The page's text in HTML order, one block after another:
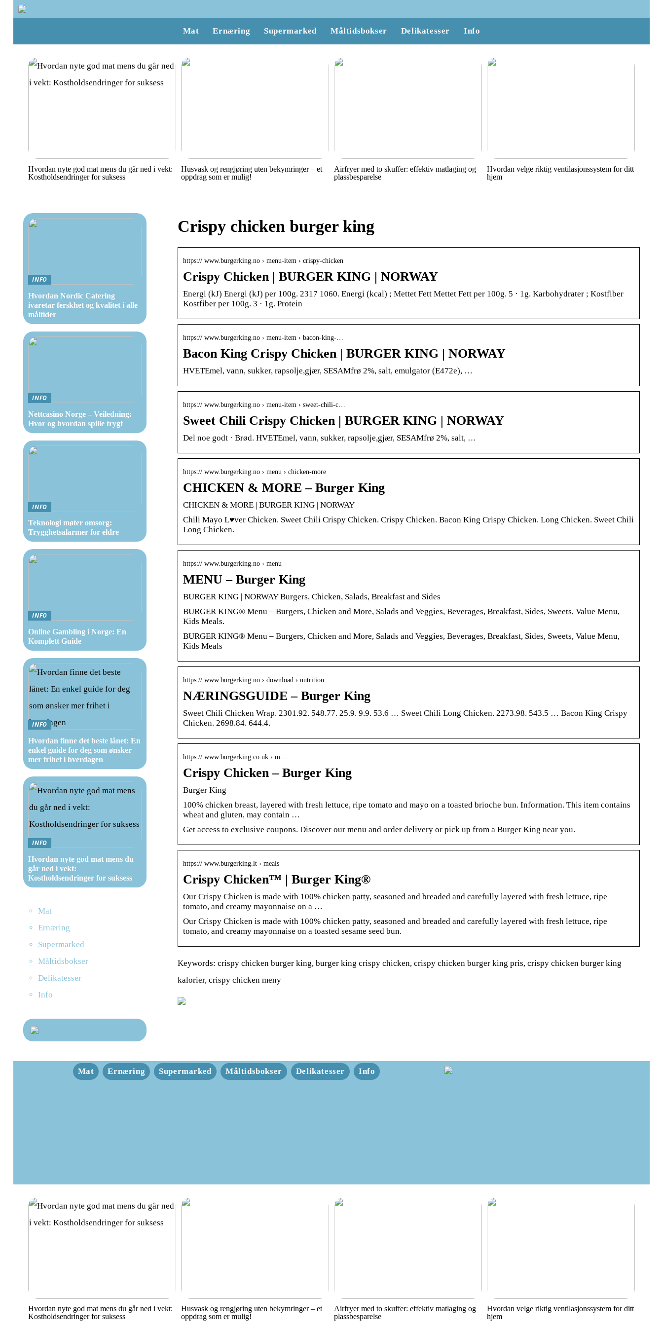
Mat Ernæring Supermarked Måltidsbokser Delikatesser Info
Hvordan nyte god mat mens du går ned i vekt:
Kostholdsendringer for suksess
Husvask og rengjøring uten bekymringer – et
oppdrag som er mulig!
Airfryer med to skuffer: effektiv matlaging og
plassbesparelse
Hvordan velge riktig ventilasjonssystem for ditt
hjem
Crispy chicken burger king
https:// www.burgerking.no › menu-item › crispy-chicken
Crispy Chicken | BURGER KING | NORWAY
Energi (kJ) Energi (kJ) per 100g. 2317 1060. Energi (kcal) ; Mettet Fett Mettet Fett per 100g. 5 · 1g. Karbohydrater ; Kostfiber
Kostfiber per 100g. 3 · 1g. Protein
https:// www.burgerking.no › menu-item › bacon-king-…
Bacon King Crispy Chicken | BURGER KING | NORWAY
HVETEmel, vann, sukker, rapsolje,gjær, SESAMfrø 2%, salt, emulgator (E472e), …
https:// www.burgerking.no › menu-item › sweet-chili-c…
Sweet Chili Crispy Chicken | BURGER KING | NORWAY
Del noe godt · Brød. HVETEmel, vann, sukker, rapsolje,gjær, SESAMfrø 2%, salt, …
https:// www.burgerking.no › menu › chicken-more
CHICKEN & MORE – Burger King
CHICKEN & MORE | BURGER KING | NORWAY
Chili Mayo L♥ver Chicken. Sweet Chili Crispy Chicken. Crispy Chicken. Bacon King Crispy Chicken. Long Chicken. Sweet Chili
Long Chicken.
https:// www.burgerking.no › menu
MENU – Burger King
BURGER KING | NORWAY Burgers, Chicken, Salads, Breakfast and Sides
BURGER KING® Menu – Burgers, Chicken and More, Salads and Veggies, Beverages, Breakfast, Sides, Sweets, Value Menu,
Kids Meals.
BURGER KING® Menu – Burgers, Chicken and More, Salads and Veggies, Beverages, Breakfast, Sides, Sweets, Value Menu,
Kids Meals
https:// www.burgerking.no › download › nutrition
NÆRINGSGUIDE – Burger King
Sweet Chili Chicken Wrap. 2301.92. 548.77. 25.9. 9.9. 53.6 … Sweet Chili Long Chicken. 2273.98. 543.5 … Bacon King Crispy
Chicken. 2698.84. 644.4.
https:// www.burgerking.co.uk › m…
Crispy Chicken – Burger King
Burger King
100% chicken breast, layered with fresh lettuce, ripe tomato and mayo on a toasted brioche bun. Information. This item contains
wheat and gluten, may contain …
Get access to exclusive coupons. Discover our menu and order delivery or pick up from a Burger King near you.
https:// www.burgerking.lt › meals
Crispy Chicken™ | Burger King®
Our Crispy Chicken is made with 100% chicken patty, seasoned and breaded and carefully layered with fresh lettuce, ripe
tomato, and creamy mayonnaise on a …
Our Crispy Chicken is made with 100% chicken patty, seasoned and breaded and carefully layered with fresh lettuce, ripe
tomato, and creamy mayonnaise on a toasted sesame seed bun.
Keywords: crispy chicken burger king, burger king crispy chicken, crispy chicken burger king pris, crispy chicken burger king
kalorier, crispy chicken meny
INFO
Hvordan Nordic Catering
ivaretar ferskhet og kvalitet i alle
måltider
INFO
Nettcasino Norge – Veiledning:
Hvor og hvordan spille trygt
INFO
Teknologi møter omsorg:
Trygghetsalarmer for eldre
INFO
Online Gambling i Norge: En
Komplett Guide
INFO
Hvordan finne det beste lånet: En
enkel guide for deg som ønsker
mer frihet i hverdagen
INFO
Hvordan nyte god mat mens du
går ned i vekt:
Kostholdsendringer for suksess
Mat
Ernæring
Supermarked
Måltidsbokser
Delikatesser
Info
Mat Ernæring Supermarked Måltidsbokser Delikatesser Info
Hvordan nyte god mat mens du går ned i vekt:
Kostholdsendringer for suksess
Husvask og rengjøring uten bekymringer – et
oppdrag som er mulig!
Airfryer med to skuffer: effektiv matlaging og
plassbesparelse
Hvordan velge riktig ventilasjonssystem for ditt
hjem